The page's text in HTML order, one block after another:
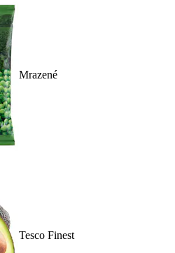
Mrazené
Tesco Finest